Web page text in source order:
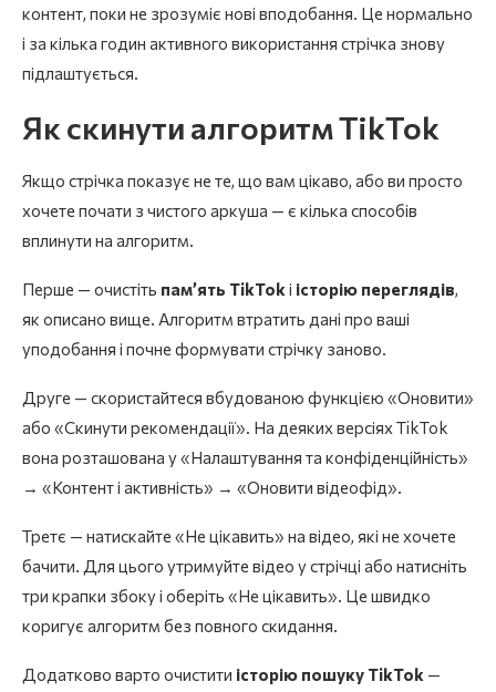
контент, поки не зрозуміє нові вподобання. Це нормально
і за кілька годин активного використання стрічка знову
підлаштується.
Як скинути алгоритм TikTok
Якщо стрічка показує не те, що вам цікаво, або ви просто
хочете почати з чистого аркуша — є кілька способів
вплинути на алгоритм.
Перше — очистіть пам’ять TikTok і історію переглядів,
як описано вище. Алгоритм втратить дані про ваші
уподобання і почне формувати стрічку заново.
Друге — скористайтеся вбудованою функцією «Оновити»
або «Скинути рекомендації». На деяких версіях TikTok
вона розташована у «Налаштування та конфіденційність»
→ «Контент і активність» → «Оновити відеофід».
Третє — натискайте «Не цікавить» на відео, які не хочете
бачити. Для цього утримуйте відео у стрічці або натисніть
три крапки збоку і оберіть «Не цікавить». Це швидко
коригує алгоритм без повного скидання.
Додатково варто очистити історію пошуку TikTok —